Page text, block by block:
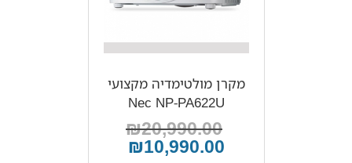
מקרן מולטימדיה מקצועי
Nec NP-PA622U
₪20,990.00
₪10,990.00